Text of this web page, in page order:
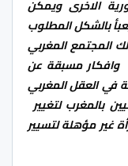
الاخرى ويمكن
بالشكل المطلوب
المجتمع المغربي
وافكار مسبقة عن
في العقل المغربي
بالمغرب لتغيير
غير مؤهلة لتسيير